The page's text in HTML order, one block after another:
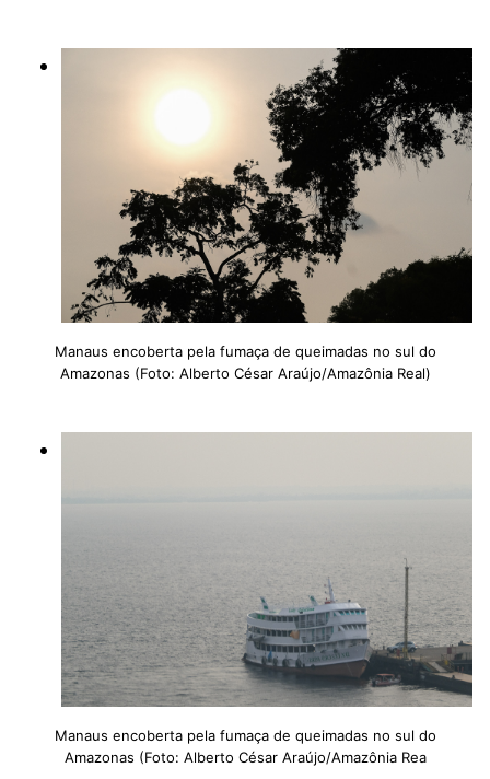
Manaus encoberta pela fumaça de queimadas no sul do
Amazonas (Foto: Alberto César Araújo/Amazônia Real)
Manaus encoberta pela fumaça de queimadas no sul do
Amazonas (Foto: Alberto César Araújo/Amazônia Rea